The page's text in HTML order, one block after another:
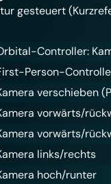
gesteuert
Controller:
Person-
verschieben
vorwärts/
vorwärts/
links/rechts
hoch/runter